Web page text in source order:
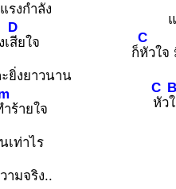
รงกำลัง
D
สียใจ
ยิ่งยาวนาน
ำร้ายใจ
เท่าไร
ามจริง..
ก็
C
หัวใจ
C
หัว
B